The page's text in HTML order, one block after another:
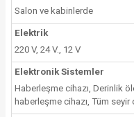
Salon ve kabinlerde
Elektrik
220 V, 24 V., 12 V
Elektronik Sistemler
Haberleşme cihazı, Derinlik
haberleşme cihazı, Tüm seyir